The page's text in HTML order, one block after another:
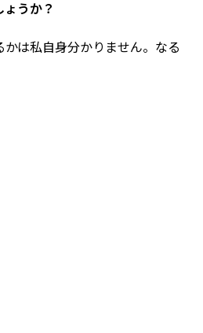
うか？
は私自身分かりません。なる